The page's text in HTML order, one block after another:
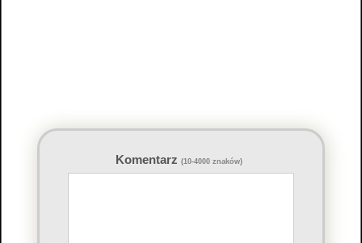
Komentarz (10-4000 znaków)